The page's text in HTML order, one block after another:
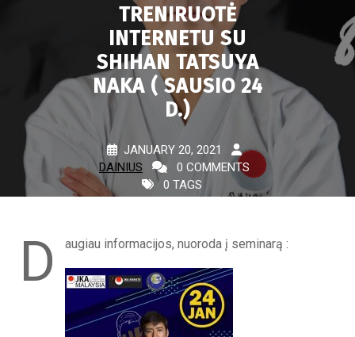
TRENIRUOTĖ
INTERNETU SU
SHIHAN TATSUYA
NAKA ( SAUSIO 24
D.)
JANUARY 20, 2021
DAINIUS
0 COMMENTS
0 TAGS
D augiau informacijos, nuoroda į seminarą :